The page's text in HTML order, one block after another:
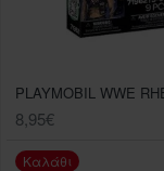
8,95€
Καλάθι